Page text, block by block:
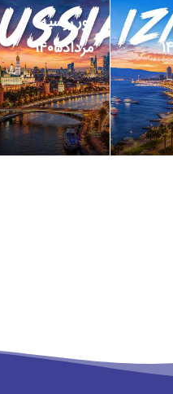
تور روسیه
مرداد1405